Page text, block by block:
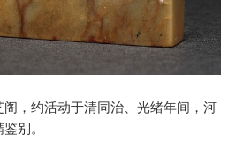
，约活动于清同治、光绪年间，河
别。